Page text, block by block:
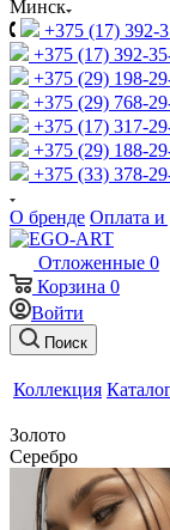
Минск
+375 (17) 392-
+375 (17) 392-
+375 (29) 198-
+375 (29) 768-
+375 (17) 317-
+375 (29) 188-
+375 (33) 378-
О бренде Оплата и
Отложенные 0
Корзина 0
Войти
Поиск
Коллекция
Золото
Серебро